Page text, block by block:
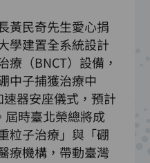
黃民奇先生愛心捐
學建置全系統設計
療（BNCT）設備，
中子捕獲治療中
器安座儀式，預計
屆時臺北榮總將成
粒子治療」與「硼
療機構，帶動臺灣